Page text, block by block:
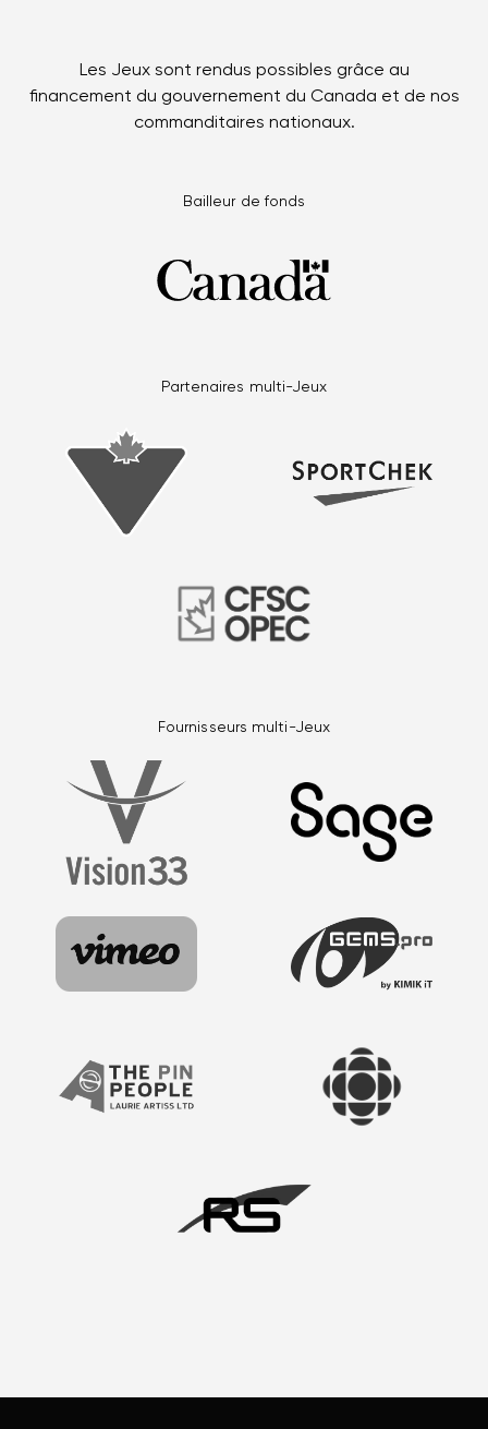
Les Jeux sont rendus possibles grâce au
financement du gouvernement du Canada et de nos
commanditaires nationaux.
Bailleur de fonds
Partenaires multi-Jeux
Fournisseurs multi-Jeux